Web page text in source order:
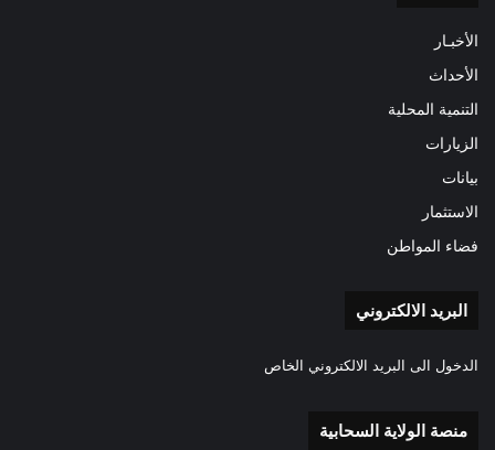
الأخبـار
الأحداث
التنمية المحلية
الزيارات
بيانات
الاستثمار
فضاء المواطن
البريد الالكتروني
الدخول الى البريد الالكتروني الخاص
منصة الولاية السحابية